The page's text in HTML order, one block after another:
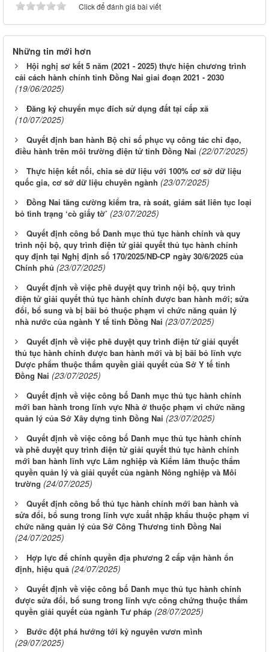
Click để đánh giá bài viết
Những tin mới hơn
Hội nghị sơ kết 5 năm (2021 - 2025) thực hiện chương trình
cải cách hành chính tỉnh Đồng Nai giai đoạn 2021 - 2030
(19/06/2025)
Đăng ký chuyển mục đích sử dụng đất tại cấp xã
(10/07/2025)
Quyết định ban hành Bộ chỉ số phục vụ công tác chỉ đạo,
điều hành trên môi trường điện tử tỉnh Đồng Nai (22/07/2025)
Thực hiện kết nối, chia sẻ dữ liệu với 100% cơ sở dữ liệu
quốc gia, cơ sở dữ liệu chuyên ngành (23/07/2025)
Đồng Nai tăng cường kiểm tra, rà soát, giám sát liên tục loại
bỏ tình trạng ‘cò giấy tờ’ (23/07/2025)
Quyết định công bố Danh mục thủ tục hành chính và quy
trình nội bộ, quy trình điện tử giải quyết thủ tục hành chính
quy định tại Nghị định số 170/2025/NĐ-CP ngày 30/6/2025 của
Chính phủ (23/07/2025)
Quyết định về việc phê duyệt quy trình nội bộ, quy trình
điện tử giải quyết thủ tục hành chính được ban hành mới; sửa
đổi, bổ sung và bị bãi bỏ thuộc phạm vi chức năng quản lý
nhà nước của ngành Y tế tỉnh Đồng Nai (23/07/2025)
Quyết định về việc phê duyệt quy trình điện tử giải quyết
thủ tục hành chính được ban hành mới và bị bãi bỏ lĩnh vực
Dược phẩm thuộc thẩm quyền giải quyết của Sở Y tế tỉnh
Đồng Nai (23/07/2025)
Quyết định về việc công bố Danh mục thủ tục hành chính
mới ban hành trong lĩnh vực Nhà ở thuộc phạm vi chức năng
quản lý của Sở Xây dựng tỉnh Đồng Nai (23/07/2025)
Quyết định về việc công bố Danh mục thủ tục hành chính
và phê duyệt quy trình điện tử giải quyết thủ tục hành chính
mới ban hành lĩnh vực Lâm nghiệp và Kiểm lâm thuộc thẩm
quyền quản lý và giải quyết của ngành Nông nghiệp và Môi
trường (24/07/2025)
Quyết định công bố thủ tục hành chính mới ban hành và
sửa đổi, bổ sung trong lĩnh vực xuất nhập khẩu thuộc phạm vi
chức năng quản lý của Sở Công Thương tỉnh Đồng Nai
(24/07/2025)
Hợp lực để chính quyền địa phương 2 cấp vận hành ổn
định, hiệu quả (24/07/2025)
Quyết định về việc công bố Danh mục thủ tục hành chính
được sửa đổi, bổ sung trong lĩnh vực công chứng thuộc thẩm
quyền giải quyết của ngành Tư pháp (28/07/2025)
Bước đột phá hướng tới kỷ nguyên vươn mình
(29/07/2025)